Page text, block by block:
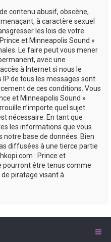
contenu abusif, obscène,
à caractère sexuel
les lois de votre
et Minneapolis Sound »
Le faire peut vous mener
avec une
à Internet si nous le
IP de tous les messages sont
de ces conditions. Vous
et Minneapolis Sound »
n’importe quel sujet
nécessaire. En tant que
les informations que vous
notre base de données. Bien
diffusées à une tierce partie
: Prince et
pourront être tenus comme
piratage visant à